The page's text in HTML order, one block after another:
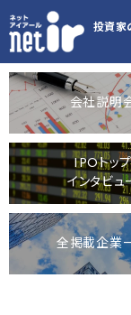
投資家
会社説明
IPOトッ
インタビュ
全掲載企業